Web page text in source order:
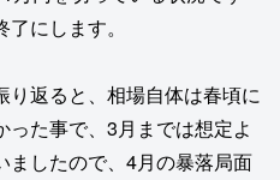
にします。
り返ると、相場自体は春頃に
た事で、3月までは想定よ
ましたので、4月の暴落局面